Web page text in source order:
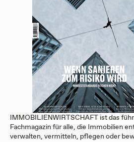
IMMOBILIENWIRTSCHAFT ist das
Fachmagazin für alle, die Immobilien
verwalten, vermitteln, pflegen oder